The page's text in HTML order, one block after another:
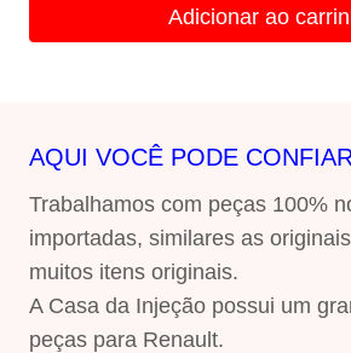
Adicionar ao
AQUI VOCÊ PODE CONFIAR
Trabalhamos com peças 100%
importadas, similares as
muitos itens originais.
A Casa da Injeção possui um
peças para Renault.